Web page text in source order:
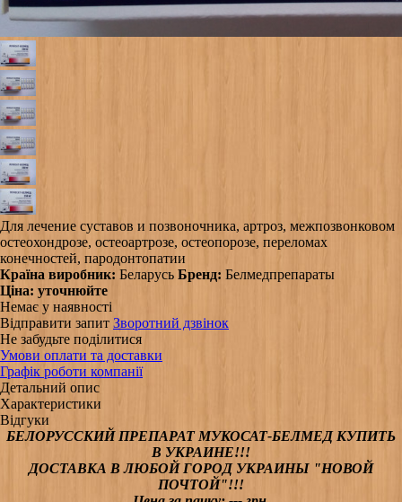
Для лечение суставов и позвоночника, артроз, межпозвонковом
остеохондрозе, остеоартрозе, остеопорозе, переломах
конечностей, пародонтопатии
Країна виробник: Беларусь Бренд: Белмедпрепараты
Ціна: уточнюйте
Немає у наявності
Відправити запит Зворотний дзвінок
Не забудьте поділитися
Умови оплати та доставки
Графік роботи компанії
Детальний опис
Характеристики
Відгуки
БЕЛОРУССКИЙ ПРЕПАРАТ МУКОСАТ-БЕЛМЕД КУПИТЬ
В УКРАИНЕ!!!
ДОСТАВКА В ЛЮБОЙ ГОРОД УКРАИНЫ "НОВОЙ
ПОЧТОЙ"!!!